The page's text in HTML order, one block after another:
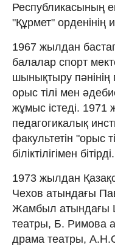
Республикасының
"Құрмет" орденінің
1967 жылдан
балалар спорт
шынықтыру пәнінің
орыс тілі мен
жұмыс істеді.
педагогикалық
факультетін "орыс
біліктілігімен бітірді.
1973 жылдан
Чехов атындағы
Жамбыл атындағы
театры, Б. Римова
драма театры,